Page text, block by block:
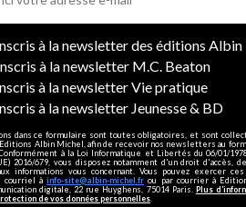
à la newsletter des éditions
à la newsletter M.C. Beaton
à la newsletter Vie pratique
à la newsletter Jeunesse & BD
dans ce formulaire sont toutes obligatoires, et sont
Albin Michel, afin de recevoir nos newsletters au
à la Loi Informatique et Libertés du 06/01/
2016/679, vous disposez notamment d'un droit d'accès,
informations vous concernant. Vous pouvez exercer
courriel àinfo-site@albin-michel.fr ou par courrier à
digitale, 22 rue Huyghens, 75014 Paris. Plus
de vos données personnelles